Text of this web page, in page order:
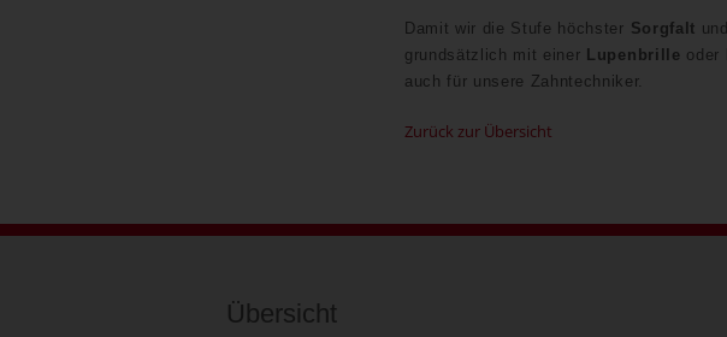
Damit wir die Stufe höchster Sorgfalt und
grundsätzlich mit einer Lupenbrille oder
auch für unsere Zahntechniker.
Zurück zur Übersicht
Übersicht